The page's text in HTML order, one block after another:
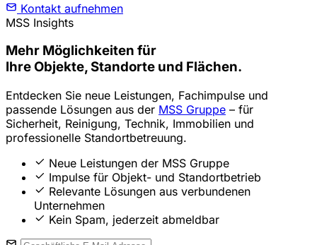
Kontakt aufnehmen
MSS Insights
Mehr Möglichkeiten für
Ihre Objekte, Standorte und Flächen.
Entdecken Sie neue Leistungen, Fachimpulse und
passende Lösungen aus der MSS Gruppe – für
Sicherheit, Reinigung, Technik, Immobilien und
professionelle Standortbetreuung.
Neue Leistungen der MSS Gruppe
Impulse für Objekt- und Standortbetrieb
Relevante Lösungen aus verbundenen
Unternehmen
Kein Spam, jederzeit abmeldbar